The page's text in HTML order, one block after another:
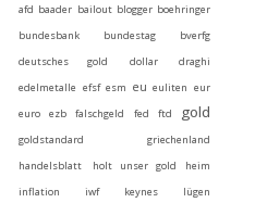
afd baader bailout blogger boehringer
bundesbank
bundestag
bverfg
deutsches gold
dollar
draghi
edelmetalle efsf esm eu euliten eur
euro
ezb falschgeld fed ftd gold
goldstandard
griechenland
handelsblatt
holt unser gold heim
inflation
iwf keynes
lügen